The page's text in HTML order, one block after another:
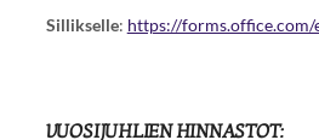
Sillikselle: https://forms.office.com/
VUOSIJUHLIEN HINNASTOT: